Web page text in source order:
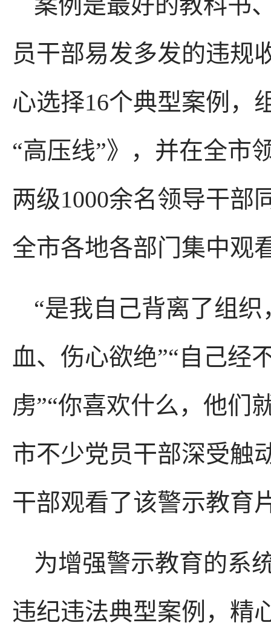
员干部易发多发的违规
心选择16个典型案例，
“高压线”》，并在全市
两级1000余名领导干部
全市各地各部门集中观
“是我自己背离了组
血、伤心欲绝”“自己经
虏”“你喜欢什么，他
市不少党员干部深受触
干部观看了该警示教育
为增强警示教育的系
违纪违法典型案例，精